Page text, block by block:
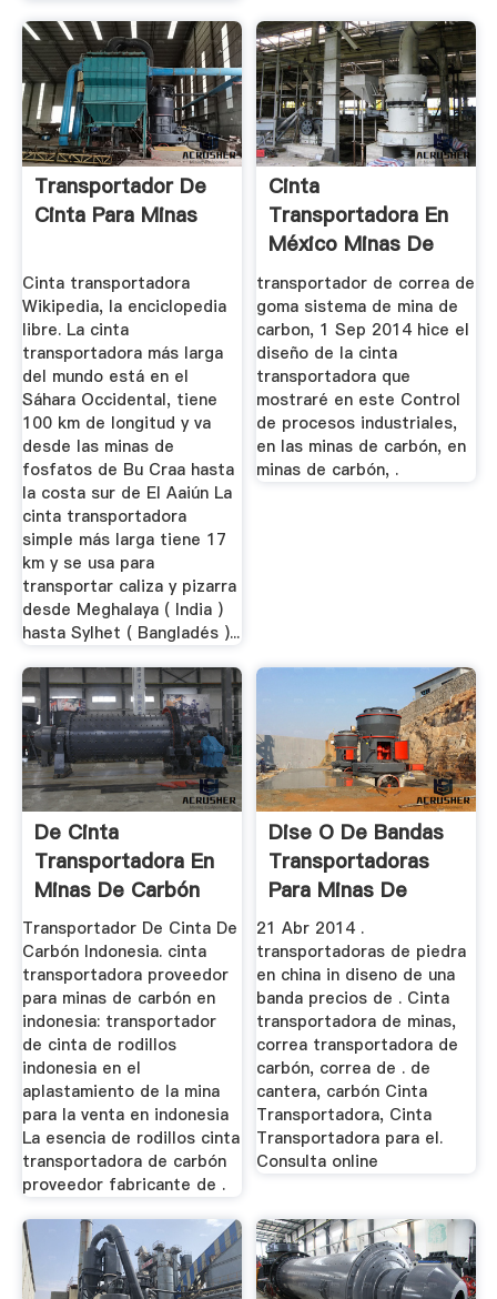
Transportador De
Cinta Para Minas
Cinta transportadora
Wikipedia, la enciclopedia
libre. La cinta
transportadora más larga
del mundo está en el
Sáhara Occidental, tiene
100 km de longitud y va
desde las minas de
fosfatos de Bu Craa hasta
la costa sur de El Aaiún La
cinta transportadora
simple más larga tiene 17
km y se usa para
transportar caliza y pizarra
desde Meghalaya ( India )
hasta Sylhet ( Bangladés )...
Cinta
Transportadora En
México Minas De
Carbón
transportador de correa de
goma sistema de mina de
carbon, 1 Sep 2014 hice el
diseño de la cinta
transportadora que
mostraré en este Control
de procesos industriales,
en las minas de carbón, en
minas de carbón, .
De Cinta
Transportadora En
Minas De Carbón
Piedra
Transportador De Cinta De
Carbón Indonesia. cinta
transportadora proveedor
para minas de carbón en
indonesia: transportador
de cinta de rodillos
indonesia en el
aplastamiento de la mina
para la venta en indonesia
La esencia de rodillos cinta
transportadora de carbón
proveedor fabricante de .
Dise O De Bandas
Transportadoras
Para Minas De
Carbon
21 Abr 2014 .
transportadoras de piedra
en china in diseno de una
banda precios de . Cinta
transportadora de minas,
correa transportadora de
carbón, correa de . de
cantera, carbón Cinta
Transportadora, Cinta
Transportadora para el.
Consulta online